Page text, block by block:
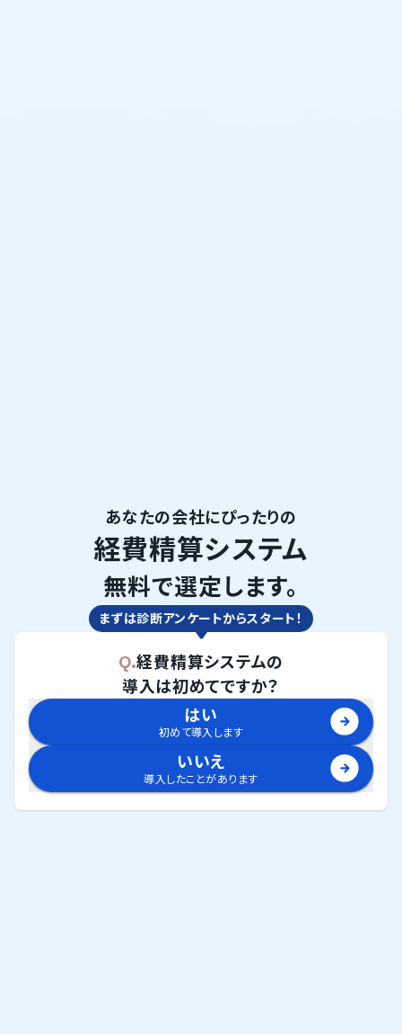
あなたの会社にぴったりの
経費精算システム
無料で選定します。
まずは診断アンケートからスタート！
Q.経費精算システムの
導入は初めてですか？
はい
初めて導入します
いいえ
導入したことがあります